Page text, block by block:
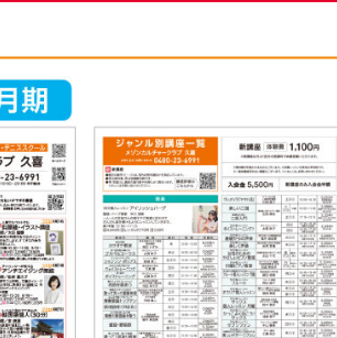
（品川区） （葛飾区）
相模原
（相模原市南区）
橋本
（相模原市緑区）
浦和
（さいたま市浦和区）
久喜
（久喜市）